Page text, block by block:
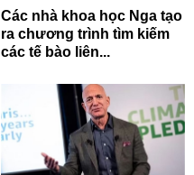
Các nhà khoa học Nga tạo
ra chương trình tìm kiếm
các tế bào liên...